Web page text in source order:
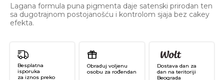
Lagana formula puna pigmenta daje satenski prirodan ten
sa dugotrajnom postojanošću i kontrolom sjaja bez cakey
efekta.
Besplatna
isporuka
za iznos preko
Obraduj voljenu
osobu za rođendan
Dostava dan za
dan na teritoriji
Beograda